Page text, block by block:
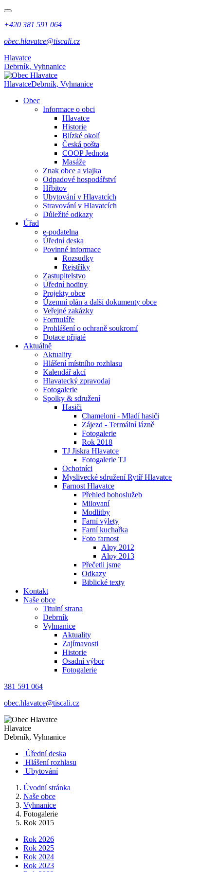
+420 381 591 064
obec.hlavatce@tiscali.cz
Hlavatce
Debrník, Vyhnanice
HlavatceDebrník, Vyhnanice
Obec
Informace o obci
Hlavatce
Historie
Blízké okolí
Česká pošta
COOP Jednota
Masáže
Znak obce a vlajka
Odpadové hospodářství
Hřbitov
Ubytování v Hlavatcích
Stravování v Hlavatcích
Důležité odkazy
Úřad
e-podatelna
Úřední deska
Povinné informace
Rozsudky
Rejstříky
Zastupitelstvo
Úřední hodiny
Projekty obce
Územní plán a další dokumenty obce
Veřejné zakázky
Formuláře
Prohlášení o ochraně soukromí
Dotace přijaté
Aktuálně
Aktuality
Hlášení místního rozhlasu
Kalendář akcí
Hlavatecký zpravodaj
Fotogalerie
Spolky & sdružení
Hasiči
Chameloni - Mladí hasiči
Zájezd - Termální lázně
Fotogalerie
Rok 2018
TJ Jiskra Hlavatce
Fotogalerie TJ
Ochotníci
Myslivecké sdružení Rytíř Hlavatce
Farnost Hlavatce
Přehled bohoslužeb
Milovaní
Modlitby
Farní výlety
Farní kuchařka
Foto farnost
Alpy 2012
Alpy 2013
Přečetli jsme
Odkazy
Biblické texty
Kontakt
Naše obce
Titulní strana
Debrník
Vyhnanice
Aktuality
Zajímavosti
Historie
Osadní výbor
Fotogalerie
381 591 064
obec.hlavatce@tiscali.cz
Hlavatce
Debrník, Vyhnanice
Úřední deska
Hlášení rozhlasu
Ubytování
Úvodní stránka
Naše obce
Vyhnanice
Fotogalerie
Rok 2015
Rok 2026
Rok 2025
Rok 2024
Rok 2023